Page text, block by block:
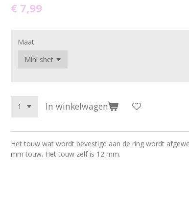
€ 7,99
Maat
In winkelwagen
Het touw wat wordt bevestigd aan de ring wordt
mm touw. Het touw zelf is 12 mm.